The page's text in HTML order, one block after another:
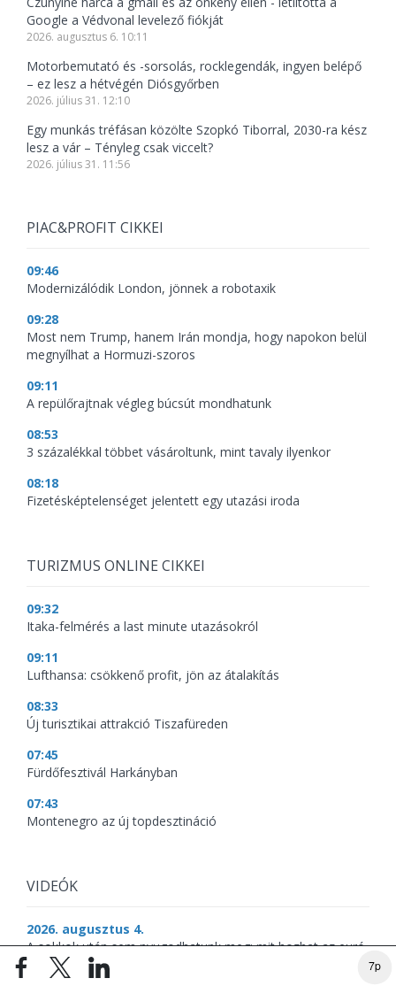
7p
Google a Védvonal levelező fiókját
2026. augusztus 6. 10:11
Motorbemutató és -sorsolás, rocklegendák, ingyen belépő
– ez lesz a hétvégén Diósgyőrben
2026. július 31. 12:10
Egy munkás tréfásan közölte Szopkó Tiborral, 2030-ra kész
lesz a vár – Tényleg csak viccelt?
2026. július 31. 11:56
PIAC&PROFIT CIKKEI
09:46
Modernizálódik London, jönnek a robotaxik
09:28
Most nem Trump, hanem Irán mondja, hogy napokon belül
megnyílhat a Hormuzi-szoros
09:11
A repülőrajtnak végleg búcsút mondhatunk
08:53
3 százalékkal többet vásároltunk, mint tavaly ilyenkor
08:18
Fizetésképtelenséget jelentett egy utazási iroda
TURIZMUS ONLINE CIKKEI
09:32
Itaka-felmérés a last minute utazásokról
09:11
Lufthansa: csökkenő profit, jön az átalakítás
08:33
Új turisztikai attrakció Tiszafüreden
07:45
Fürdőfesztivál Harkányban
07:43
Montenegro az új topdesztináció
VIDEÓK
2026. augusztus 4.
A sokkok után sem nyugodhatunk meg: mit hozhat az euró
a magyar befektetőknek?